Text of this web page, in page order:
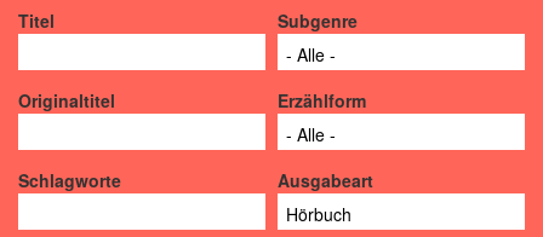
Titel Subgenre
Originaltitel Erzählform
Schlagworte Ausgabeart